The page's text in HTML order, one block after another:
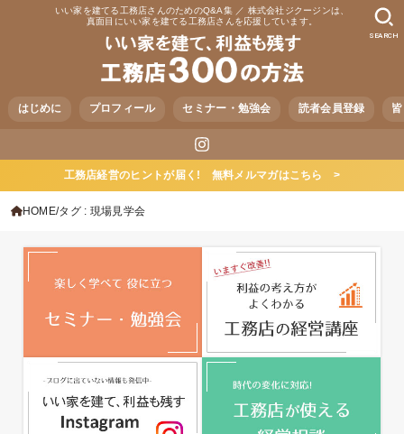
いい家を建てる工務店さんのためのQ&A集 ／ 株式会社ジクージンは、
真面目にいい家を建てる工務店さんを応援しています。
はじめに プロフィール セミナー・勉強会 読者会員登録
SEARCH
工務店経営のヒントが届く! 無料メルマガはこちら >
HOME タグ : 現場見学会